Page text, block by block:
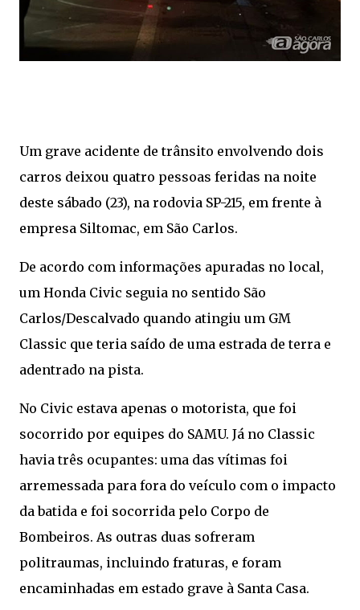
Um grave acidente de trânsito envolvendo dois
carros deixou quatro pessoas feridas na noite
deste sábado (23), na rodovia SP-215, em frente à
empresa Siltomac, em São Carlos.
De acordo com informações apuradas no local,
um Honda Civic seguia no sentido São
Carlos/Descalvado quando atingiu um GM
Classic que teria saído de uma estrada de terra e
adentrado na pista.
No Civic estava apenas o motorista, que foi
socorrido por equipes do SAMU. Já no Classic
havia três ocupantes: uma das vítimas foi
arremessada para fora do veículo com o impacto
da batida e foi socorrida pelo Corpo de
Bombeiros. As outras duas sofreram
politraumas, incluindo fraturas, e foram
encaminhadas em estado grave à Santa Casa.